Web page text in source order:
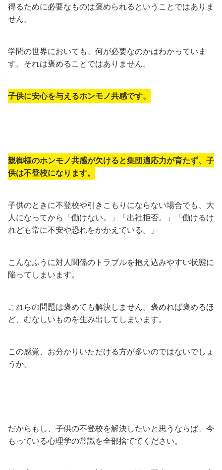
得るために必要なものは褒められるということではありま
せん。
学問の世界においても、何が必要なのかはわかっていま
す。それは褒めることではありません。
子供に安心を与えるホンモノ共感です。
親御様のホンモノ共感が欠けると集団適応力が育たず、子
供は不登校になります。
子供のときに不登校や引きこもりにならない場合でも、大
人になってから「働けない。」「出社拒否。」「働けるけ
れども常に不安や恐れをかかえている。」
こんなふうに対人関係のトラブルを抱え込みやすい状態に
陥ってしまいます。
これらの問題は褒めても解決しません。褒めれば褒めるほ
ど、むなしいものを生み出してしまいます。
この感覚、お分かりいただける方が多いのではないでしょ
うか。
だからもし、子供の不登校を解決したいと思うならば、今
もっている心理学の常識を全部捨ててください。